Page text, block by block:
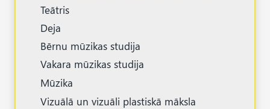
Teātris
Deja
Bērnu mūzikas studija
Vakara mūzikas studija
Mūzika
Vizuālā un vizuāli plastiskā māksla